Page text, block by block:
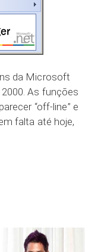
da Microsoft
As funções
“off-line” e
falta até hoje,